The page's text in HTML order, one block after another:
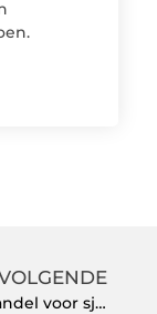
Dé groothandel voor sjaals, mutsen en handschoenen